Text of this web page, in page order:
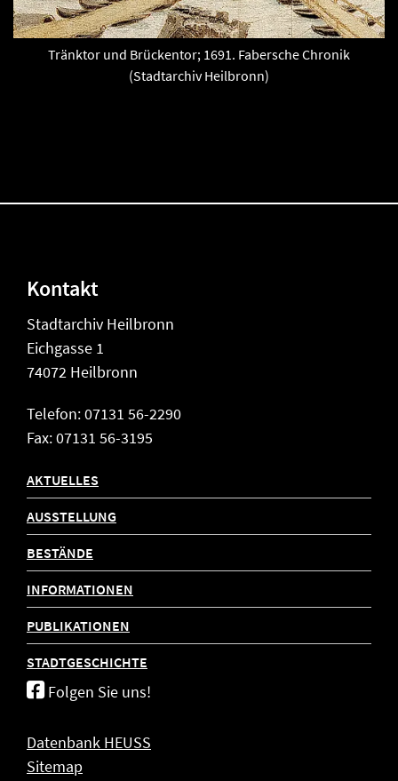
Tränktor und Brückentor; 1691. Fabersche Chronik
(Stadtarchiv Heilbronn)
Kontakt
Stadtarchiv Heilbronn
Eichgasse 1
74072 Heilbronn
Telefon: 07131 56-2290
Fax: 07131 56-3195
AKTUELLES
AUSSTELLUNG
BESTÄNDE
INFORMATIONEN
PUBLIKATIONEN
STADTGESCHICHTE
Folgen Sie uns!
Datenbank HEUSS
Sitemap